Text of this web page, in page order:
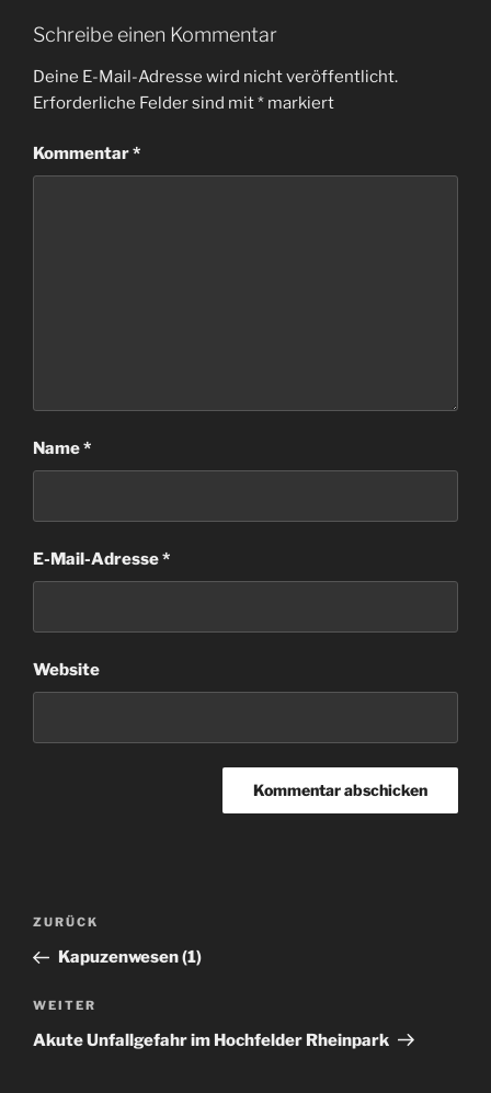
Schreibe einen Kommentar
Deine E-Mail-Adresse wird nicht veröffentlicht.
Erforderliche Felder sind mit* markiert
Kommentar*
Name*
E-Mail-Adresse*
Website
Beitragsnavigation
Vorheriger
Beitrag
ZURÜCK
Kapuzenwesen (1)
Nächster
Beitrag
WEITER
Akute Unfallgefahr im Hochfelder Rheinpark